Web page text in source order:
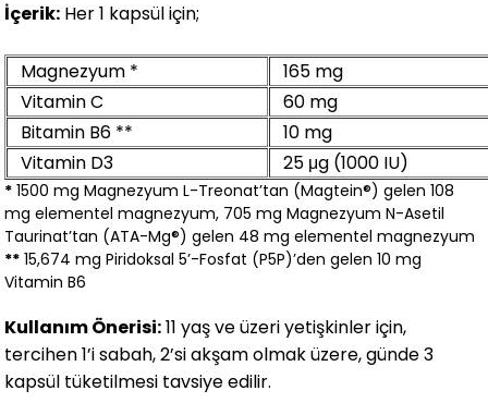
İçerik: Her 1 kapsül için;
Magnezyum *
165 mg
Vitamin C
60 mg
Bitamin B6 **
10 mg
Vitamin D3
25 μg (1000 IU)
* 1500 mg Magnezyum L-Treonat’tan (Magtein®) gelen 108
mg elementel magnezyum, 705 mg Magnezyum N-Asetil
Taurinat’tan (ATA-Mg®) gelen 48 mg elementel magnezyum
** 15,674 mg Piridoksal 5’-Fosfat (P5P)’den gelen 10 mg
Vitamin B6
Kullanım Önerisi:11 yaş ve üzeri yetişkinler için,
tercihen 1’i sabah, 2’si akşam olmak üzere, günde 3
kapsül tüketilmesi tavsiye edilir.